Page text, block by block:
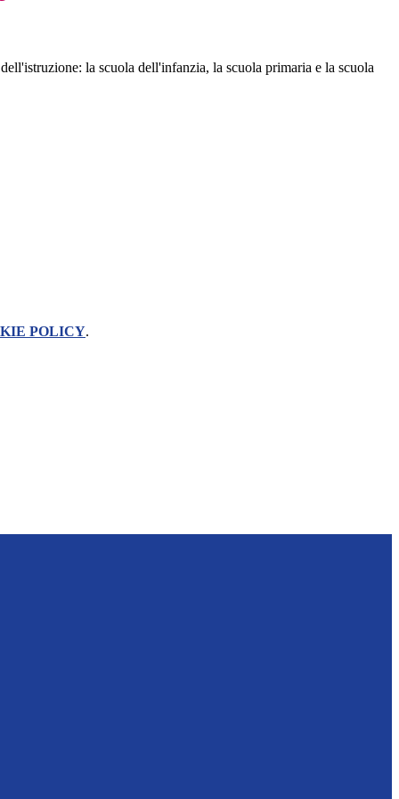
la scuola dell'infanzia, la scuola primaria e la scuola
POLICY.